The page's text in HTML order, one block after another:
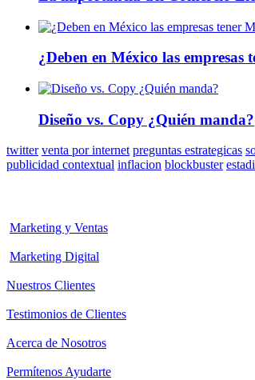
¿Deben en México las
Diseño vs. Copy ¿Quién manda?
twitter venta por internet preguntas estrategicas
publicidad contextual inflacion blockbuster
Marketing y Ventas
Marketing Digital
Nuestros Clientes
Testimonios de Clientes
Acerca de Nosotros
Permítenos Ayudarte